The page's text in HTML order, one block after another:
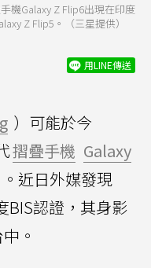
機Galaxy Z Flip6出現在印度
Z Flip5。（三星提供）
用LINE傳送
）可能於今
摺疊手機 Galaxy
。近日外媒發現
BIS認證，其身影
。